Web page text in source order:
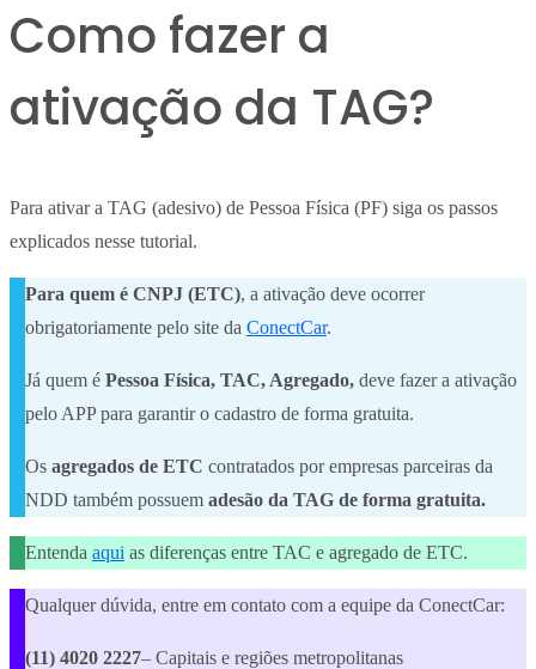
Como fazer a
ativação da TAG?
Para ativar a TAG (adesivo) de Pessoa Física (PF) siga os passos
explicados nesse tutorial.
Para quem é CNPJ (ETC), a ativação deve ocorrer
obrigatoriamente pelo site da ConectCar.
Já quem é Pessoa Física, TAC, Agregado, deve fazer a ativação
pelo APP para garantir o cadastro de forma gratuita.
Os agregados de ETC contratados por empresas parceiras da
NDD também possuem adesão da TAG de forma gratuita.
Entenda aqui as diferenças entre TAC e agregado de ETC.
Qualquer dúvida, entre em contato com a equipe da ConectCar:
(11) 4020 2227– Capitais e regiões metropolitanas